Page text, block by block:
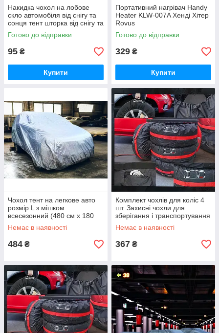
Накидка чохол на лобове
скло автомобіля від снігу та
сонця тент шторка від снігу та
льоду на авто з вушками
Готово до відправки
95 ₴
Купити
Портативний нагрівач Handy
Heater KLW-007A Хенді Хітер
Rovus
Готово до відправки
329 ₴
Купити
Чохол тент на легкове авто
розмір L з мішком
всесезонний (480 см x 180
см x 120 см)
Немає в наявності
484 ₴
Комплект чохлів для коліс 4
шт. Захисні чохли для
зберігання і транспортування
автомобільних шин R18-R20
Немає в наявності
367 ₴